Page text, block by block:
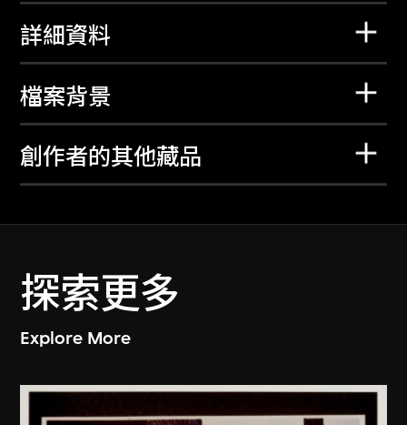
詳細資料
檔案背景
創作者的其他藏品
探索更多
Explore More